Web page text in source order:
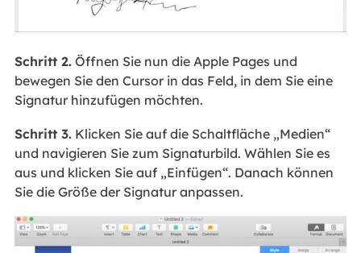
Schritt 2.Öffnen Sie nun die Apple Pages und
bewegen Sie den Cursor in das Feld, in dem Sie eine
Signatur hinzufügen möchten.
Schritt 3.Klicken Sie auf die Schaltfläche „Medien“
und navigieren Sie zum Signaturbild. Wählen Sie es
aus und klicken Sie auf „Einfügen“. Danach können
Sie die Größe der Signatur anpassen.